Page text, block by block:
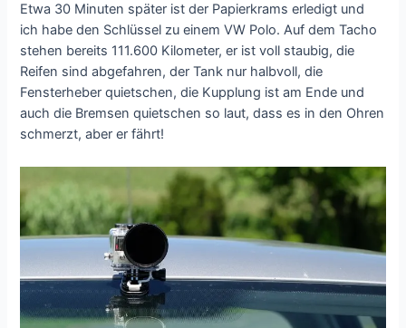
Etwa 30 Minuten später ist der Papierkrams erledigt und
ich habe den Schlüssel zu einem VW Polo. Auf dem Tacho
stehen bereits 111.600 Kilometer, er ist voll staubig, die
Reifen sind abgefahren, der Tank nur halbvoll, die
Fensterheber quietschen, die Kupplung ist am Ende und
auch die Bremsen quietschen so laut, dass es in den Ohren
schmerzt, aber er fährt!